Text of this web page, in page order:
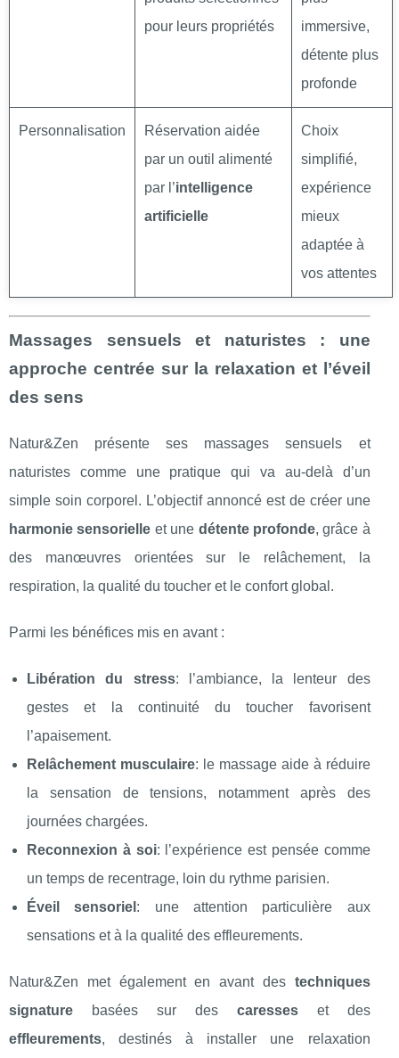
pour leurs propriétés
immersive,
détente plus
profonde
Personnalisation
Réservation aidée
par un outil alimenté
par l’intelligence
artificielle
Choix
simplifié,
expérience
mieux
adaptée à
vos attentes
Massages sensuels et naturistes : une
approche centrée sur la relaxation et l’éveil
des sens
Natur&Zen présente ses massages sensuels et
naturistes comme une pratique qui va au-delà d’un
simple soin corporel. L’objectif annoncé est de créer une
harmonie sensorielle et une détente profonde, grâce à
des manœuvres orientées sur le relâchement, la
respiration, la qualité du toucher et le confort global.
Parmi les bénéfices mis en avant :
Libération du stress: l’ambiance, la lenteur des
gestes et la continuité du toucher favorisent
l’apaisement.
Relâchement musculaire: le massage aide à réduire
la sensation de tensions, notamment après des
journées chargées.
Reconnexion à soi: l’expérience est pensée comme
un temps de recentrage, loin du rythme parisien.
Éveil sensoriel : une attention particulière aux
sensations et à la qualité des effleurements.
Natur&Zen met également en avant des techniques
signature basées sur des caresseset des
effleurements, destinés à installer une relaxation